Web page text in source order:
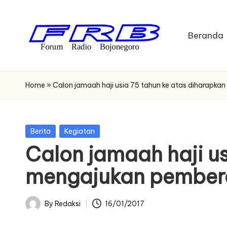
F
o
u
m
R
a
Radio
Bojonegoro
Beranda
Home » Calon jamaah haji usia 75 tahun ke atas
Posted
Berita Kegiatan
Calon jamaah haji
mengajukan
Posted
By Redaksi 16/01/2017